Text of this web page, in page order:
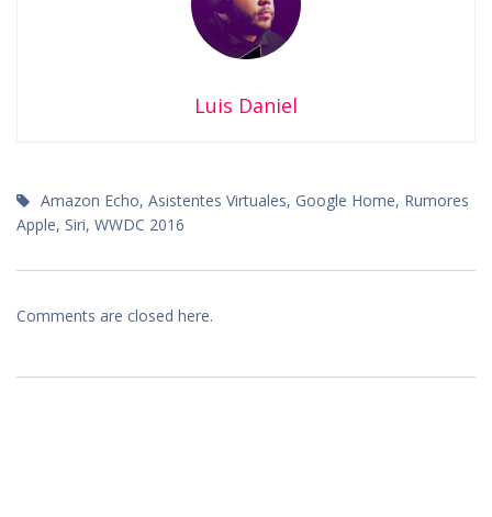
Luis Daniel
Amazon Echo, Asistentes Virtuales, Google Home, Rumores
Apple, Siri, WWDC 2016
Comments are closed here.